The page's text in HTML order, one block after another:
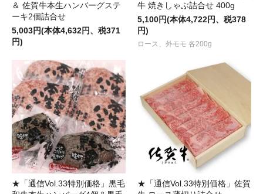
＆ 佐賀牛本生ハンバーグステ
ーキ2個詰合せ
5,003円(本体4,632円、税371
円)
牛 焼きしゃぶ詰合せ 400g
5,100円(本体4,722円、税378
円)
ロース、外モモ 各200g
★「通信Vol.33特別価格」黒毛
★「通信Vol.33特別価格」佐賀